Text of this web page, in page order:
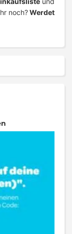
noch?Werdet